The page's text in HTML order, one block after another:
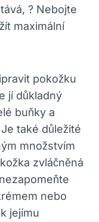
? Nebojte
maximální
pokožku
jí důkladný
buňky a
také důležité
množstvím
zvláčněná
nebo
jejímu